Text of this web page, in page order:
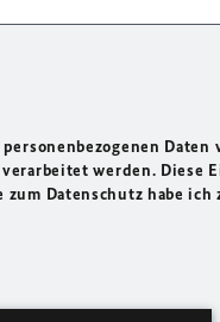
Daten
werden.
Datenschutz habe ich